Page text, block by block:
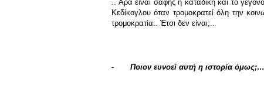
.. Άρα είναι σαφής η καταδίκη και το
Κεδίκογλου όταν τρομοκρατεί όλη την
τρομοκρατία.. Έτσι δεν είναι;..
- Ποιον ευνοεί αυτή η ιστορία όμως;…